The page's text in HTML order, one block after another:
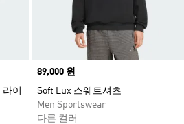
이
Price
89,000 원
Soft Lux 스웨트셔츠
Men Sportswear
다른 컬러